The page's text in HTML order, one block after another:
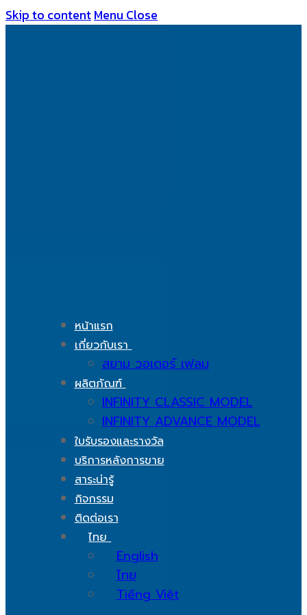
Skip to contentMenu Close
หน้าแรก
เกี่ยวกับเรา
สยาม วอเตอร์ เฟลม
ผลิตภัณฑ์
INFINITY CLASSIC MODEL
INFINITY ADVANCE MODEL
ใบรับรองและรางวัล
บริการหลังการขาย
สาระน่ารู้
กิจกรรม
ติดต่อเรา
ไทย
English
ไทย
Tiếng Việt